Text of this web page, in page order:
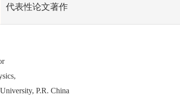
代表性论文著作
P.R. China